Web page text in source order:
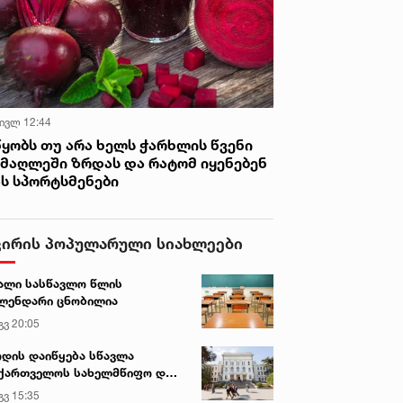
12:44
თუ არა ხელს ჭარხლის წვენი
ზრდას და რატომ იყენებენ
სპორტსმენები
პოპულარული სიახლეები
სასწავლო წლის
ცნობილია
20:05
დაიწყება სწავლა
სახელმწიფო და
უნივერსიტეტებში
15:35